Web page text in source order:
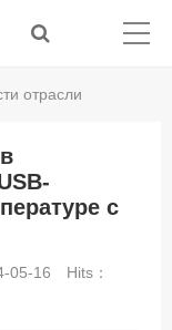
отрасли
с
05-16
Hits：